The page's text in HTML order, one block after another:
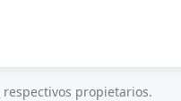
respectivos propietarios.